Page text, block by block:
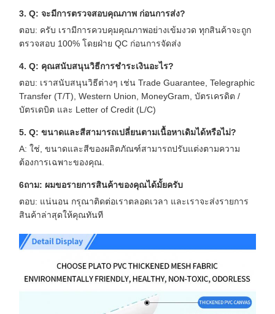
3. Q: จะมีการตรวจสอบคุณภาพ ก่อนการส่ง?
ตอบ: ครับ เรามีการควบคุมคุณภาพอย่างเข้มงวด ทุกสินค้าจะถูก
ตรวจสอบ 100% โดยฝ่าย QC ก่อนการจัดส่ง
4. Q: คุณสนับสนุนวิธีการชําระเงินอะไร?
ตอบ: เราสนับสนุนวิธีต่างๆ เช่น Trade Guarantee, Telegraphic
Transfer (T/T), Western Union, MoneyGram, บัตรเครดิต /
บัตรเดบิต และ Letter of Credit (L/C)
5. Q: ขนาดและสีสามารถเปลี่ยนตามเนื้อหาเดิมได้หรือไม่?
A: ใช่, ขนาดและสีของผลิตภัณฑ์สามารถปรับแต่งตามความ
ต้องการเฉพาะของคุณ.
6ถาม: ผมขอรายการสินค้าของคุณได้มั้ยครับ
ตอบ: แน่นอน กรุณาติดต่อเราตลอดเวลา และเราจะส่งรายการ
สินค้าล่าสุดให้คุณทันที